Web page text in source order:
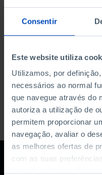
Consentir
Este website utiliza
Utilizamos, por
necessários ao normal
que navegue através do
autoriza a utilização de
permitem proporcionar
navegação, avaliar o
as melhores ofertas de
com as suas
DATA DE FIM